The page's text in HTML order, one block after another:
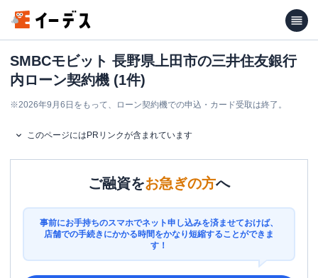
SMBCモビット 長野県上田市の三井住友銀行
内ローン契約機 (1件)
※2026年9月6日をもって、ローン契約機での申込・カード受取は終了。
このページにはPRリンクが含まれています
ご融資をお急ぎの方へ
事前にお手持ちのスマホでネット申し込みを済ませておけば、
店舗での手続きにかかる時間をかなり短縮することができま
す！